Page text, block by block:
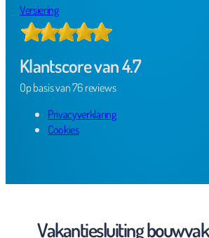
Versiering
Klantscore van 4.7
Op basis van 76 reviews
Privacyverklaring
Cookies
Vakantiesluiting bouwvak